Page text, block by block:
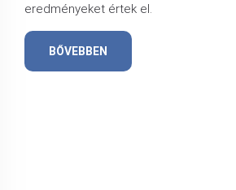
eredményeket értek el.
BŐVEBBEN